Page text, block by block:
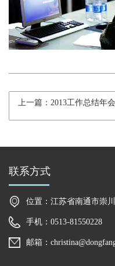
上一篇：2013工作总结年会
联系方式
位置：江苏省南通市崇
手机：0513-81550228
邮箱：